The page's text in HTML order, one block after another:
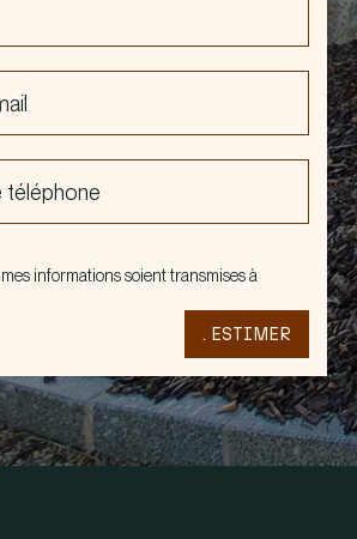
téléphone
informations soient transmises à
. ESTIMER